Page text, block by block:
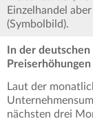
Einzelhandel
(Symbolbild).
In der
Laut der
nächsten drei